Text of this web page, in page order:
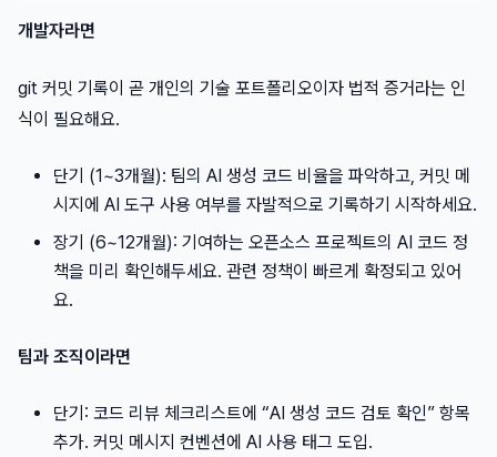
개발자라면
git 커밋 기록이 곧 개인의 기술 포트폴리오이자 법적 증거라는 인
식이 필요해요.
단기 (1~3개월): 팀의 AI 생성 코드 비율을 파악하고, 커밋 메
시지에 AI 도구 사용 여부를 자발적으로 기록하기 시작하세요.
장기 (6~12개월): 기여하는 오픈소스 프로젝트의 AI 코드 정
책을 미리 확인해두세요. 관련 정책이 빠르게 확정되고 있어
요.
팀과 조직이라면
단기: 코드 리뷰 체크리스트에 “AI 생성 코드 검토 확인” 항목
추가. 커밋 메시지 컨벤션에 AI 사용 태그 도입.